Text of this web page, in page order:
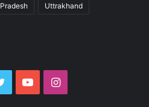
Uttrakhand
Twitter YouTubeInstagram